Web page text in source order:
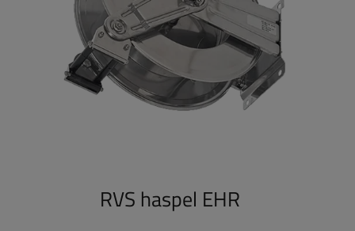
RVS haspel EHR